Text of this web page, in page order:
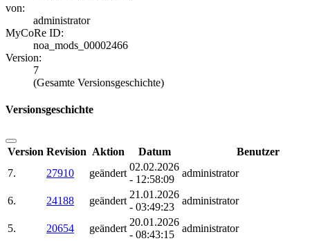
von:
administrator
MyCoRe ID:
noa_mods_00002466
Version:
7
(Gesamte Versionsgeschichte)
Versionsgeschichte
Version Revision Aktion Datum
Benutzer
7.
27910 geändert
02.02.2026
- 12:58:09
administrator
6. 24188 geändert
21.01.2026
- 03:49:23
administrator
5. 20654 geändert
20.01.2026
- 08:43:15
administrator